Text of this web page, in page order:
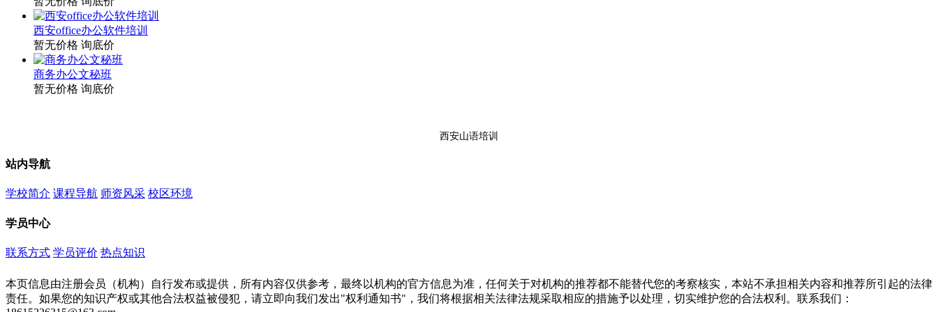
西安office办公软件培训
暂无价格 询底价
商务办公文秘班
暂无价格 询底价
西安山语培训
站内导航
学校简介 课程导航 师资风采 校区环境
学员中心
联系方式 学员评价 热点知识
本页信息由注册会员（机构）自行发布或提供，所有内容仅供参考，最终以机构的官方信息为准，任何关于对机构的推荐都不能替代您的考察核实，本站不承担相关内容和推荐所引起的法律
责任。如果您的知识产权或其他合法权益被侵犯，请立即向我们发出"权利通知书"，我们将根据相关法律法规采取相应的措施予以处理，切实维护您的合法权利。联系我们：